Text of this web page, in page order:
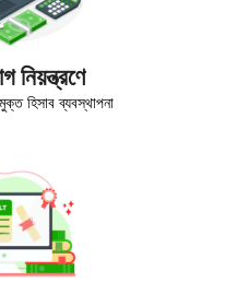
নিয়ন্ত্রণে
হিসাব ব্যবস্থাপনা